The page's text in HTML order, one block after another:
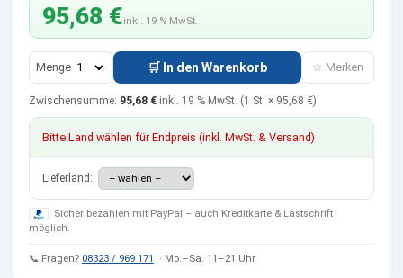
95,68 €inkl. 19 % MwSt.
Menge 🛒 In den Warenkorb ☆ Merken
Zwischensumme: 95,68 € inkl. 19 % MwSt. (1 St. × 95,68 €)
Bitte Land wählen für Endpreis (inkl. MwSt. & Versand)
Lieferland:
Sicher bezahlen mit PayPal – auch Kreditkarte & Lastschrift
möglich.
📞 Fragen? 08323 / 969 171 · Mo.–Sa. 11–21 Uhr